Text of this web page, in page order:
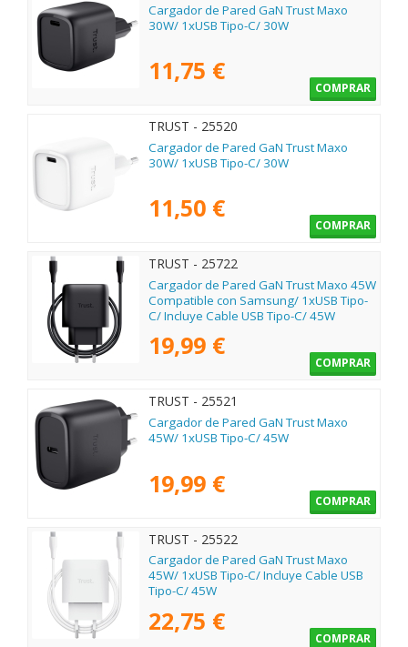
Cargador de Pared GaN Trust Maxo
30W/ 1xUSB Tipo-C/ 30W
11,75 €
COMPRAR
TRUST - 25520
Cargador de Pared GaN Trust Maxo
30W/ 1xUSB Tipo-C/ 30W
11,50 €
COMPRAR
TRUST - 25722
Cargador de Pared GaN Trust Maxo 45W
Compatible con Samsung/ 1xUSB Tipo-
C/ Incluye Cable USB Tipo-C/ 45W
19,99 €
COMPRAR
TRUST - 25521
Cargador de Pared GaN Trust Maxo
45W/ 1xUSB Tipo-C/ 45W
19,99 €
COMPRAR
TRUST - 25522
Cargador de Pared GaN Trust Maxo
45W/ 1xUSB Tipo-C/ Incluye Cable USB
Tipo-C/ 45W
22,75 €
COMPRAR